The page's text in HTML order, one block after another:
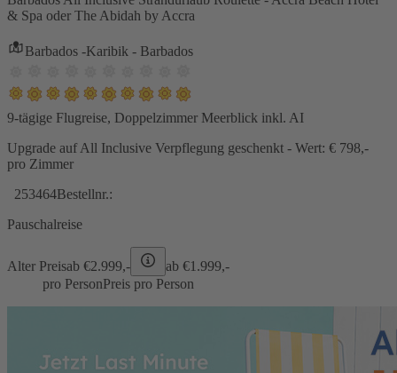
& Spa oder The Abidah by Accra
Barbados -Karibik - Barbados
9-tägige Flugreise, Doppelzimmer Meerblick inkl. AI
Upgrade auf All Inclusive Verpflegung geschenkt - Wert: € 798,-
pro Zimmer
253464Bestellnr.:
Pauschalreise
Alter Preisab €2.999,- ab €1.999,-
pro PersonPreis pro Person